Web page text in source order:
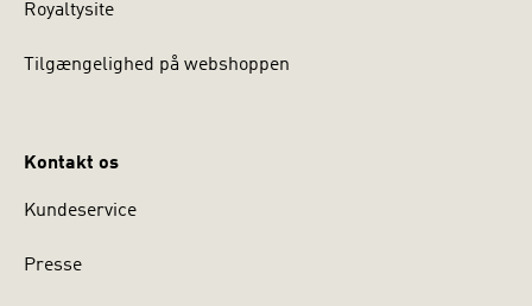
Royaltysite
Tilgængelighed på webshoppen
Kontakt os
Kundeservice
Presse